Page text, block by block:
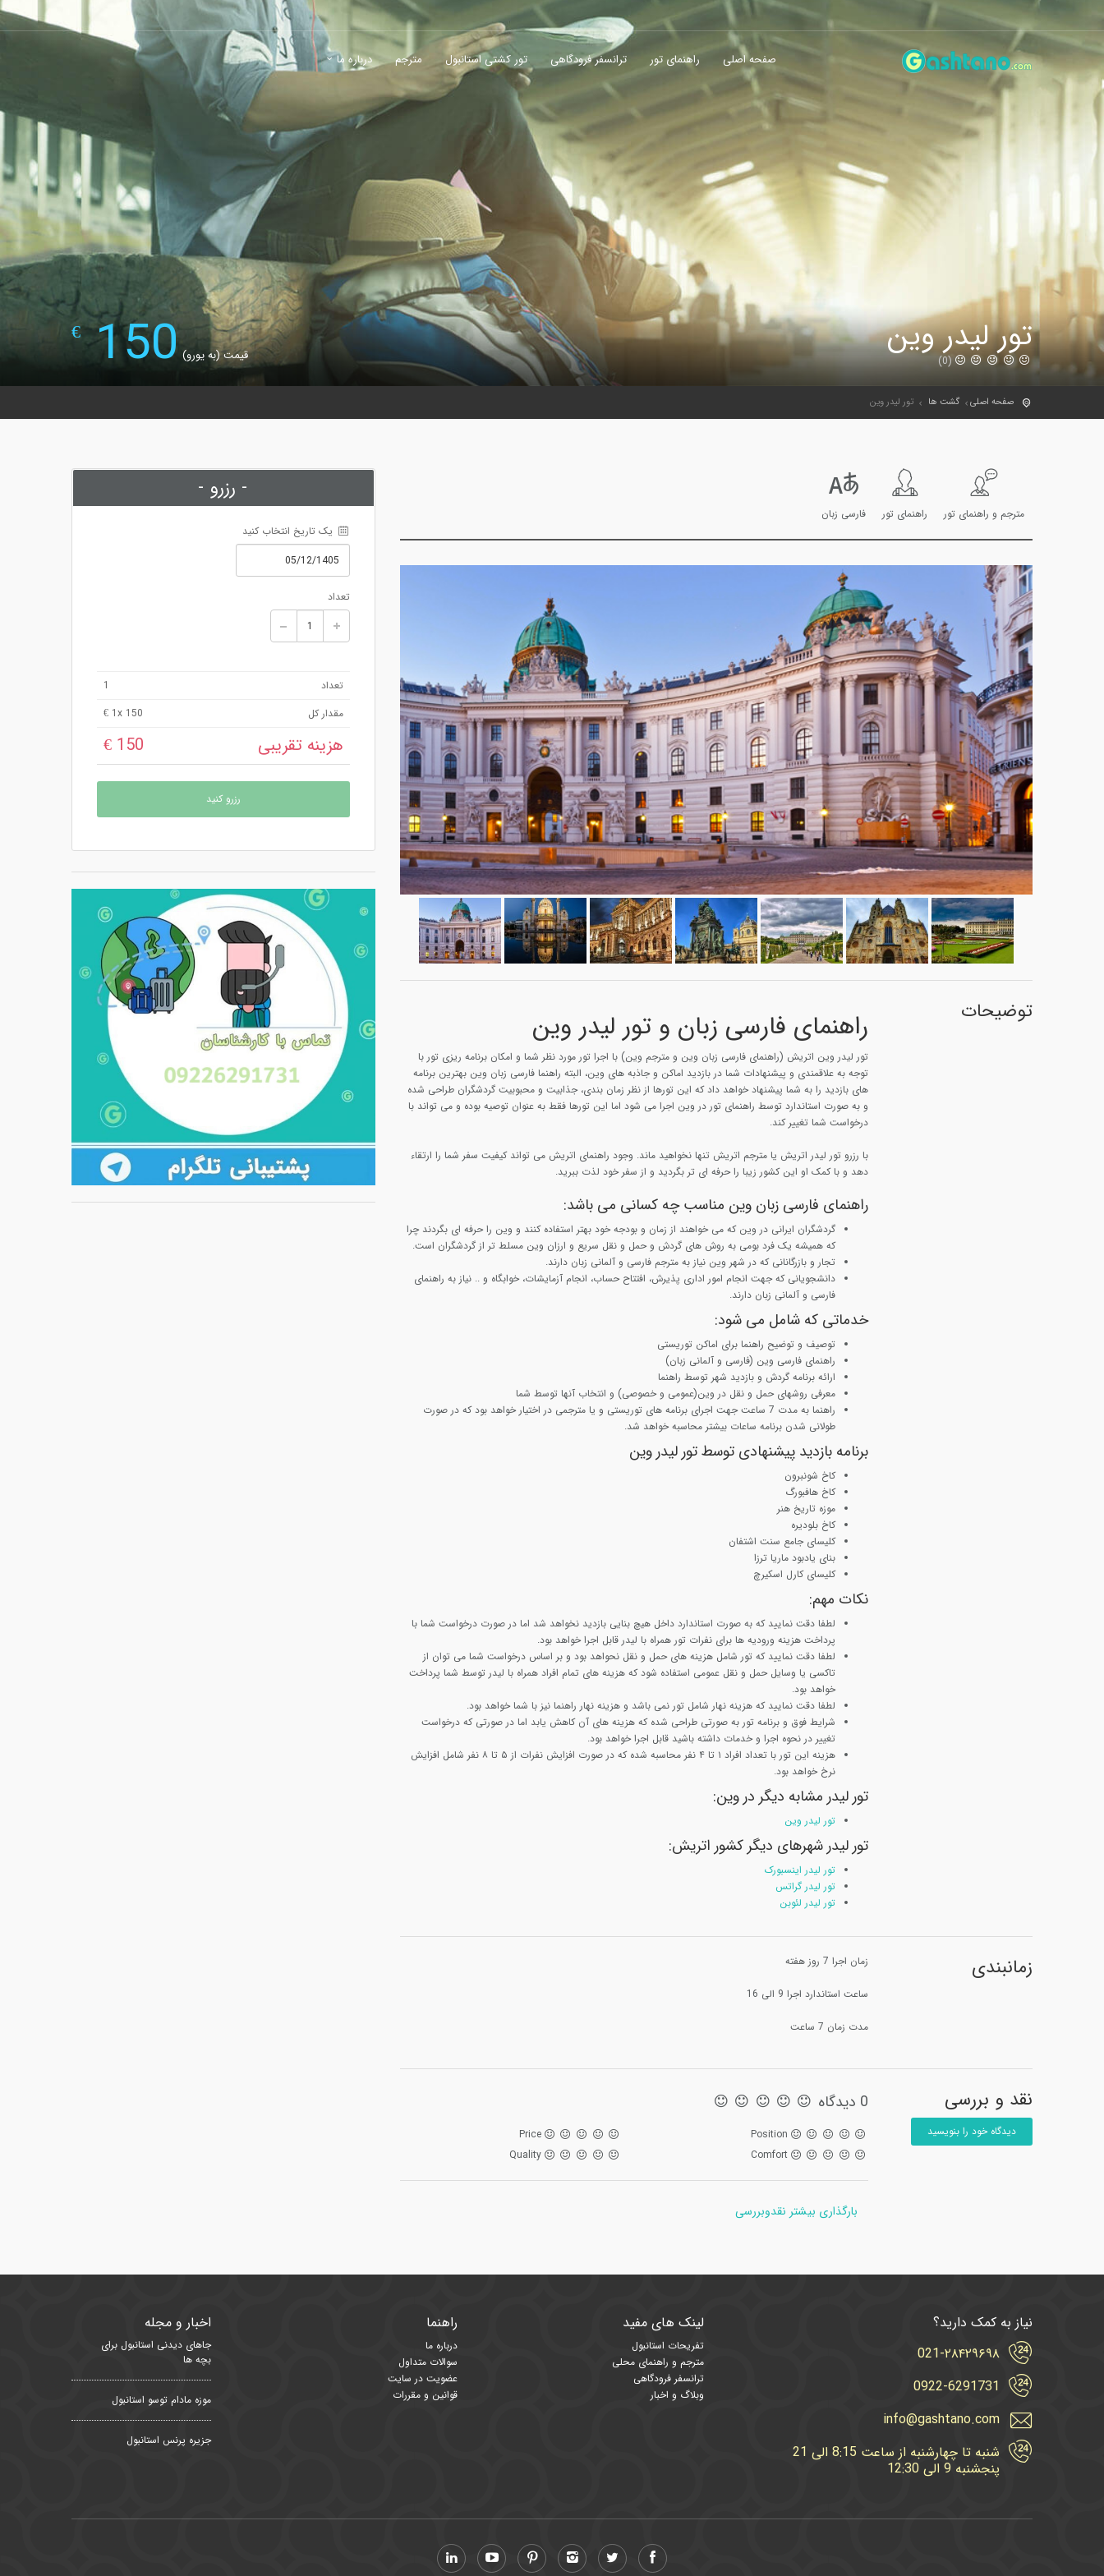
صفحه اصلی راهنمای تور ترانسفر فرودگاهی تور کشتی استانبول مترجم درباره ما
تور لیدر وین
(0) قیمت (به یورو)150
€
صفحه اصلی گشت ها تور لیدر وین
مترجم و راهنمای تور راهنمای تور فارسی زبان
توضیحات راهنمای فارسی زبان و تور لیدر وین
تور لیدر وین اتریش (راهنمای فارسی زبان وین و مترجم وین) با اجرا تور مورد نظر شما و امکان برنامه ریزی تور با
توجه به علاقمندی و پیشنهادات شما در بازدید اماکن و جاذبه های وین، البته راهنما فارسی زبان وین بهترین برنامه
های بازدید را به شما پیشنهاد خواهد داد که این تورها از نظر زمان بندی، جذابیت و محبوبیت گردشگران طراحی شده
و به صورت استاندارد توسط راهنمای تور در وین اجرا می شود اما این تورها فقط به عنوان توصیه بوده و می تواند با
درخواست شما تغییر کند.
با رزرو تور لیدر اتریش یا مترجم اتریش تنها نخواهید ماند. وجود راهنمای اتریش می تواند کیفیت سفر شما را ارتقاء
دهد و با کمک او این کشور زیبا را حرفه ای تر بگردید و از سفر خود لذت ببرید.
راهنمای فارسی زبان وین مناسب چه کسانی می باشد:
گردشگران ایرانی در وین که می خواهند از زمان و بودجه خود بهتر استفاده کنند و وین را حرفه ای بگردند چرا
که همیشه یک فرد بومی به روش های گردش و حمل و نقل سریع و ارزان وین مسلط تر از گردشگران است.
تجار و بازرگانانی که در شهر وین نیاز به مترجم فارسی و آلمانی زبان دارند.
دانشجویانی که جهت انجام امور اداری پذیرش، افتتاح حساب، انجام آزمایشات، خوابگاه و .. نیاز به راهنمای
فارسی و آلمانی زبان دارند.
خدماتی که شامل می شود:
توصیف و توضیح راهنما برای اماکن توریستی
راهنمای فارسی وین (فارسی و آلمانی زبان)
ارائه برنامه گردش و بازدید شهر توسط راهنما
معرفی روشهای حمل و نقل در وین(عمومی و خصوصی) و انتخاب آنها توسط شما
راهنما به مدت 7 ساعت جهت اجرای برنامه های توریستی و یا مترجمی در اختیار خواهد بود که در صورت
طولانی شدن برنامه ساعات بیشتر محاسبه خواهد شد.
برنامه بازدید پیشنهادی توسط تور لیدر وین
کاخ شونبرون
کاخ هافبورگ
موزه تاریخ هنر
کاخ بلودیره
کلیسای جامع سنت اشتفان
بنای یادبود ماریا ترزا
کلیسای کارل اسکیرچ
نکات مهم:
لطفا دقت نمایید که به صورت استاندارد داخل هیچ بنایی بازدید نخواهد شد اما در صورت درخواست شما با
پرداخت هزینه ورودیه ها برای نفرات تور همراه با لیدر قابل اجرا خواهد بود.
لطفا دقت نمایید که تور شامل هزینه های حمل و نقل نحواهد بود و بر اساس درخواست شما می توان از
تاکسی یا وسایل حمل و نقل عمومی استفاده شود که هزینه های تمام افراد همراه با لیدر توسط شما پرداخت
خواهد بود.
لطفا دقت نمایید که هزینه نهار شامل تور نمی باشد و هزینه نهار راهنما نیز با شما خواهد بود.
شرایط فوق و برنامه تور به صورتی طراحی شده که هزینه های آن کاهش یابد اما در صورتی که درخواست
تغییر در نحوه اجرا و خدمات داشته باشید قابل اجرا خواهد بود.
هزینه این تور با تعداد افراد ۱ تا ۴ نفر محاسبه شده که در صورت افزایش نفرات از ۵ تا ۸ نفر شامل افزایش
نرخ خواهد بود.
تور لیدر مشابه دیگر در وین:
تور لیدر وین
تور لیدر شهرهای دیگر کشور اتریش:
تور لیدر اینسبورک
تور لیدر گراتس
تور لیدر لئوبن
زمانبندی زمان اجرا 7 روز هفته
ساعت استاندارد اجرا 9 الی 16
مدت زمان 7 ساعت
نقد و بررسی
دیدگاه خود را بنویسید
0 دیدگاه
Position
Comfort
Price
Quality
بارگذاری بیشتر نقدوبررسی
- رزرو -
یک تاریخ انتخاب کنید
تعداد
تعداد
1
مقدار کل
1x 150 €
هزینه تقریبی 150 €
رزرو کنید
نیاز به کمک دارید؟
021-۲۸۴۲۹۶۹۸
0922-6291731
info@gashtano.com
شنبه تا چهارشنبه از ساعت 8:15 الی 21
پنجشنبه 9 الی 12:30
لینک های مفید
تفریحات استانبول
مترجم و راهنمای محلی
ترانسفر فرودگاهی
وبلاگ و اخبار
راهنما
درباره ما
سوالات متداول
عضویت در سایت
قوانین و مقررات
اخبار و مجله
جاهای دیدنی استانبول برای
بچه ها
موزه مادام توسو استانبول
جزیره پرنس استانبول